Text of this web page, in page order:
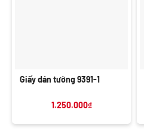
Giấy dán tường 9391-1
1.250.000₫